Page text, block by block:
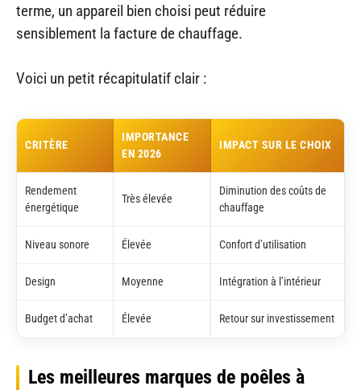
terme, un appareil bien choisi peut réduire
sensiblement la facture de chauffage.
Voici un petit récapitulatif clair :
CRITÈRE
IMPORTANCE
EN 2026
IMPACT SUR LE CHOIX
Rendement
énergétique
Très élevée
Diminution des coûts de
chauffage
Niveau sonore Élevée Confort d’utilisation
Design Moyenne Intégration à l’intérieur
Budget d’achat Élevée Retour sur investissement
Les meilleures marques de poêles à